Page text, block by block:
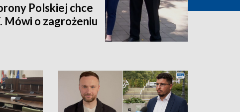
Polskiej chce
Mówi o zagrożeniu